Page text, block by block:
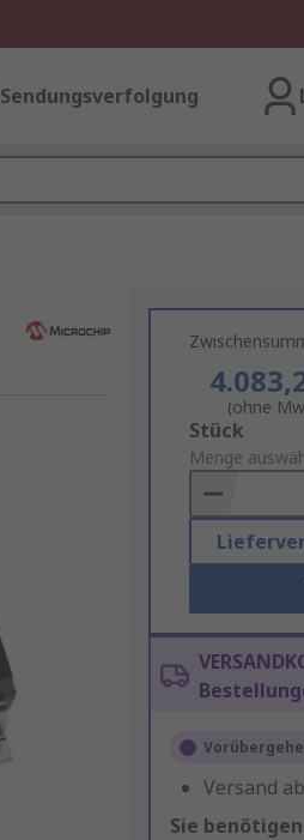
Sendungsverfolgung
(ohne
Add
to
Basket
Stück
Menge
Versand ab
Sie